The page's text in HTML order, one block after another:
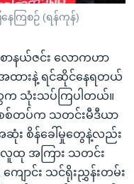
ကြစဉ် (ရန်ကုန်)
စာနယ်ဇင်း လောကဟာ
ားနဲ့ ရင်ဆိုင်နေရတယ်
က သုံးသပ်ကြပါတယ်။
စ်တပ်က သတင်းမီဒီယာ
း စိန်ခေါ်မှုတွေနဲ့လည်း
လူထု အကြား သတင်း
ောင်း သင်ရိုးညွှန်းတမ်း